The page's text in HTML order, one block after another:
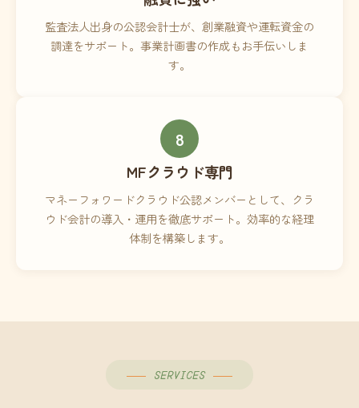
監査法人出身の公認会計士が、創業融資や運転資金の
調達をサポート。事業計画書の作成もお手伝いしま
す。
8
MFクラウド専門
マネーフォワードクラウド公認メンバーとして、クラ
ウド会計の導入・運用を徹底サポート。効率的な経理
体制を構築します。
SERVICES